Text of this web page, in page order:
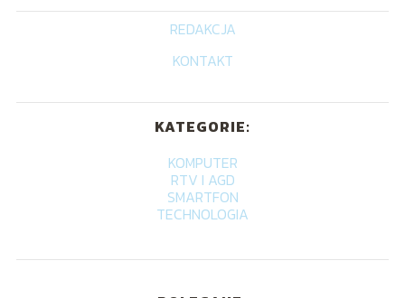
REDAKCJA
KONTAKT
KATEGORIE:
KOMPUTER
RTV I AGD
SMARTFON
TECHNOLOGIA